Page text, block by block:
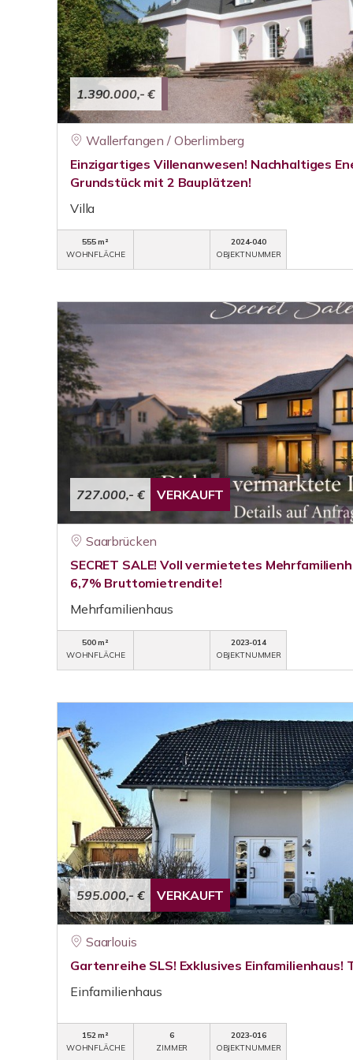
1.390.000,- €
Wallerfangen / Oberlimberg
Einzigartiges Villenanwesen! Nachhaltiges
Grundstück mit 2 Bauplätzen!
Villa
555 m²
WOHNFLÄCHE
2024-040
OBJEKTNUMMER
727.000,- € VERKAUFT
Saarbrücken
SECRET SALE! Voll vermietetes
6,7% Bruttomietrendite!
Mehrfamilienhaus
500 m²
WOHNFLÄCHE
2023-014
OBJEKTNUMMER
595.000,- € VERKAUFT
Saarlouis
Gartenreihe SLS! Exklusives
Einfamilienhaus
152 m²
WOHNFLÄCHE
6
ZIMMER
2023-016
OBJEKTNUMMER